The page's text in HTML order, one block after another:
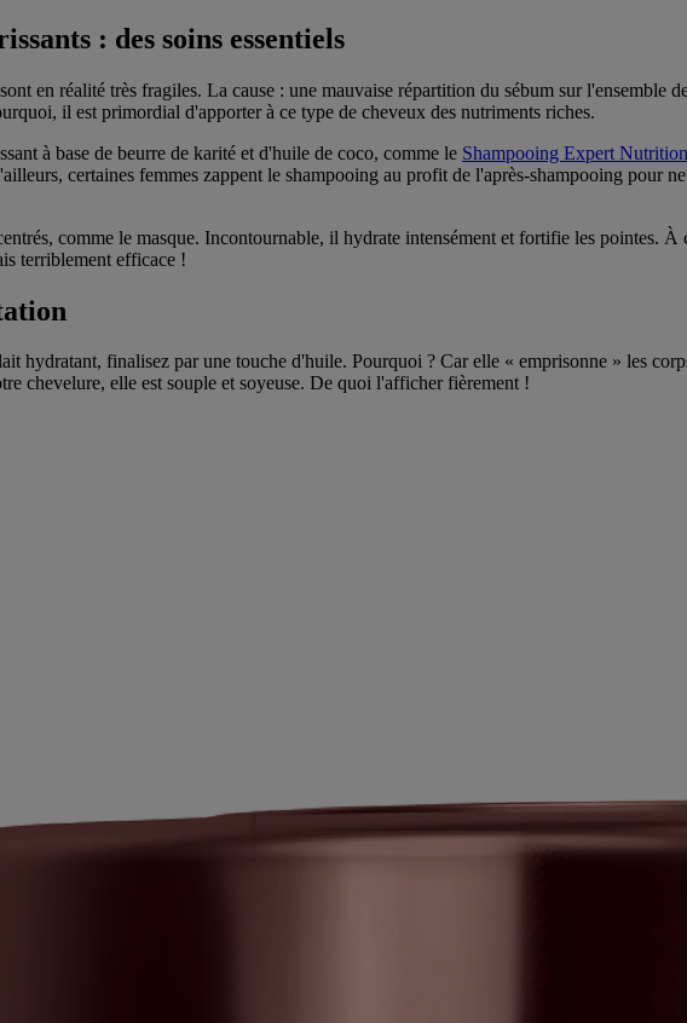
: des soins essentiels
en réalité très fragiles. La cause : une mauvaise répartition du sébum sur l'ensemble
il est primordial d'apporter à ce type de cheveux des nutriments riches.
à base de beurre de karité et d'huile de coco, comme le Shampooing Expert
certaines femmes zappent le shampooing au profit de l'après-shampooing pour
comme le masque. Incontournable, il hydrate intensément et fortifie les pointes.
terriblement efficace !
hydratant, finalisez par une touche d'huile. Pourquoi ? Car elle « emprisonne » les
chevelure, elle est souple et soyeuse. De quoi l'afficher fièrement !